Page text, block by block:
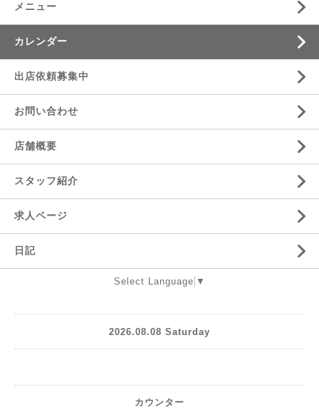
メニュー
カレンダー
出店依頼募集中
お問い合わせ
店舗概要
スタッフ紹介
求人ページ
日記
Select Language ▼
2026.08.08 Saturday
カウンター